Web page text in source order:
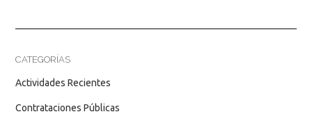
CATEGORÍAS
Actividades Recientes
Contrataciones Públicas